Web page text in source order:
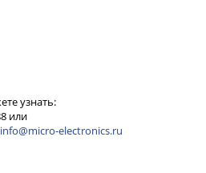
info@micro-electronics.ru